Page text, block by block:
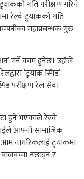
गति परीक्षण गरिने
रेल्वे ट्र्याकको गति
महाप्रबन्धक गुरु
गर्ने काम हुनेछ। उहाँले
‘ट्र्याक स्पिड’
परीक्षण रेल सेवा
हुने भएकाले रेल्वे
आफ्नो सामाजिक
नागरिकलाई ट्र्याकमा
नछाड्न र